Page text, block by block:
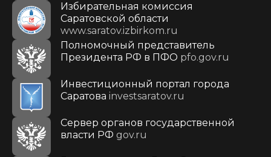
Избирательная комиссия
Саратовской области
www.saratov.izbirkom.ru
Полномочный представитель
Президента РФ в ПФО pfo.gov.ru
Инвестиционный портал города
Саратова investsaratov.ru
Сервер органов государственной
власти РФ gov.ru